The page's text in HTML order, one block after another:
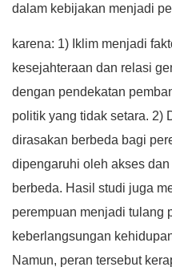
dalam kebijakan menjadi
karena: 1) Iklim menjadi
kesejahteraan dan relasi
dengan pendekatan
politik yang tidak setara. 2)
dirasakan berbeda bagi
dipengaruhi oleh akses
berbeda. Hasil studi juga
perempuan menjadi tulang
keberlangsungan
Namun, peran tersebut